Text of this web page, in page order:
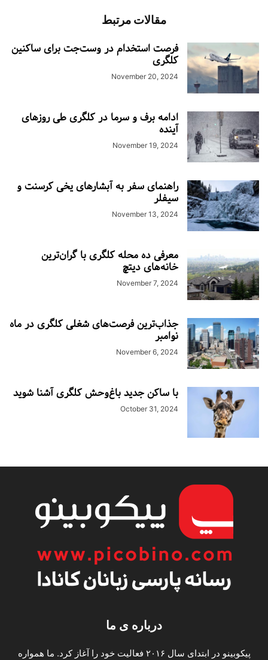
مقالات مرتبط
فرصت استخدام در وست‌جت برای ساکنین
کلگری
November 20, 2024
ادامه برف و سرما در کلگری طی روزهای
آینده
November 19, 2024
راهنمای سفر به آبشارهای یخی کرسنت و
سیفلر
November 13, 2024
معرفی ده محله کلگری با گران‌ترین
خانه‌های دیتچ
November 7, 2024
جذاب‌ترین فرصت‌های شغلی کلگری در ماه
نوامبر
November 6, 2024
با ساکن جدید باغ‌وحش کلگری آشنا شوید
October 31, 2024
درباره ی ما
پیکوبینو در ابتدای سال ۲۰۱۶ فعالیت خود را آغاز کرد. ما همواره